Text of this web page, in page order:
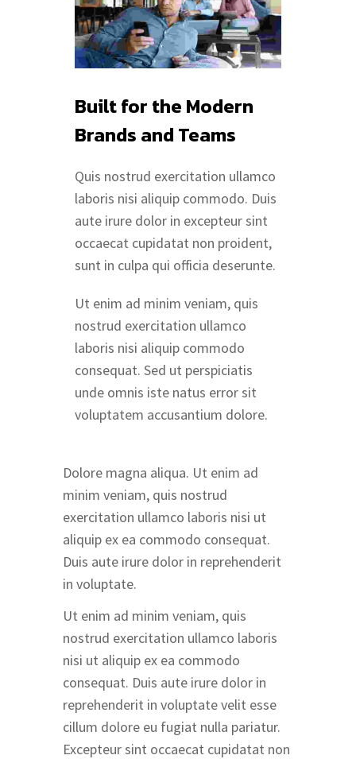
Built for the Modern
Brands and Teams
Quis nostrud exercitation ullamco
laboris nisi aliquip commodo. Duis
aute irure dolor in excepteur sint
occaecat cupidatat non proident,
sunt in culpa qui officia deserunte.
Ut enim ad minim veniam, quis
nostrud exercitation ullamco
laboris nisi aliquip commodo
consequat. Sed ut perspiciatis
unde omnis iste natus error sit
voluptatem accusantium dolore.
Dolore magna aliqua. Ut enim ad
minim veniam, quis nostrud
exercitation ullamco laboris nisi ut
aliquip ex ea commodo consequat.
Duis aute irure dolor in reprehenderit
in voluptate.
Ut enim ad minim veniam, quis
nostrud exercitation ullamco laboris
nisi ut aliquip ex ea commodo
consequat. Duis aute irure dolor in
reprehenderit in voluptate velit esse
cillum dolore eu fugiat nulla pariatur.
Excepteur sint occaecat cupidatat non